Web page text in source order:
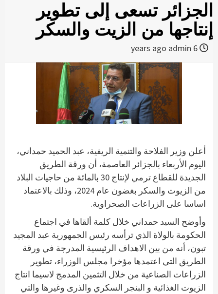
الجزائر تسعى إلى تطوير
إنتاجها من الزيت والسكر
admin
أعلن وزير الفلاحة والتنمية الريفية، عبد الحميد حمداني،
اليوم الأربعاء بالجزائر العاصمة، أن ورقة الطريق
الجديدة للقطاع ترمي لإنتاج 30 بالمائة من حاجيات البلاد
من الزيوت والسكر بغضون عام 2024، وذلك بالاعتماد
اساسا على الزراعات الصحراوية.
وأوضح السيد حمداني خلال كلمة ألقاها في اجتماع
الحكومة بالولاة الذي ترأسه رئيس الجمهورية عبد المجيد
تبون، أنه من بين الاهداف الرئيسية المدرجة في ورقة
الطريق التي اعتمدها مؤخرا مجلس الوزراء، تطوير
الزراعات الصناعية من خلال التثمين المدمج لاسيما انتاج
الزيوت الغذائية و البنجر السكري والذرى وغيرها والتي